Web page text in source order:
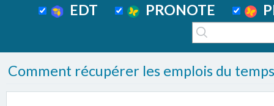
EDT PRONOTE
Comment récupérer les emplois du